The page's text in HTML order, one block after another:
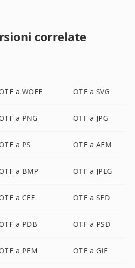
correlate
a WOFF OTF a SVG
a PNG OTF a JPG
a PS OTF a AFM
a BMP OTF a JPEG
a CFF OTF a SFD
a PDB OTF a PSD
a PFM OTF a GIF